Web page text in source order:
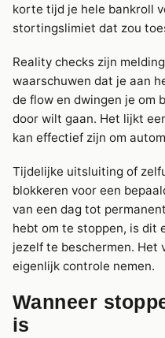
korte tijd je hele bankroll
stortingslimiet dat zou
Reality checks zijn
waarschuwen dat je aan
de flow en dwingen je om
door wilt gaan. Het lijkt
kan effectief zijn om
Tijdelijke uitsluiting of
blokkeren voor een
van een dag tot
hebt om te stoppen, is dit
jezelf te beschermen. Het
eigenlijk controle nemen.
Wanneer
is